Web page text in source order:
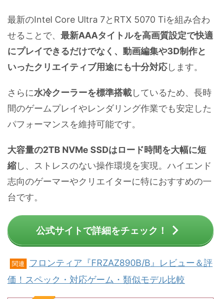
最新のIntel Core Ultra 7とRTX 5070 Tiを組み合わ
せることで、 最新AAAタイトルを高画質設定で快適
にプレイできるだけでなく、動画編集や3D制作と
いったクリエイティブ用途にも十分対応します。
さらに水冷クーラーを標準搭載しているため、長時
間のゲームプレイやレンダリング作業でも安定した
パフォーマンスを維持可能です。
大容量の2TB NVMe SSDはロード時間を大幅に短
縮し、ストレスのない操作環境を実現。ハイエンド
志向のゲーマーやクリエイターに特におすすめの一
台です。
公式サイトで詳細をチェック！
関連
フロンティア『FRZAZ890B/B』レビュー＆評
価！スペック・対応ゲーム・類似モデル比較